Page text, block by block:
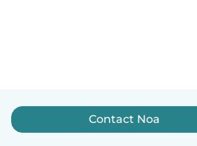
Contact Noa